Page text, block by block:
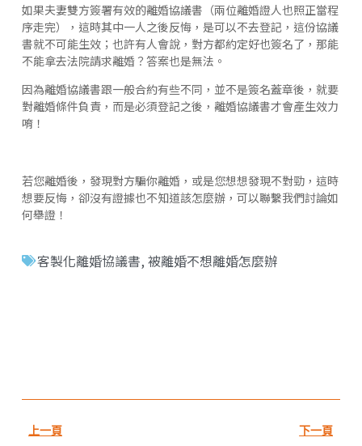
如果夫妻雙方簽署有效的離婚協議書（兩位離婚證人也照正當程
序走完），這時其中一人之後反悔，是可以不去登記，這份協議
書就不可能生效；也許有人會說，對方都約定好也簽名了，那能
不能拿去法院請求離婚？答案也是無法。
因為離婚協議書跟一般合約有些不同，並不是簽名蓋章後，就要
對離婚條件負責，而是必須登記之後，離婚協議書才會產生效力
唷！
若您離婚後，發現對方騙你離婚，或是您想想發現不對勁，這時
想要反悔，卻沒有證據也不知道該怎麼辦，可以聯繫我們討論如
何舉證！
客製化離婚協議書, 被離婚不想離婚怎麼辦
上一頁 下一頁